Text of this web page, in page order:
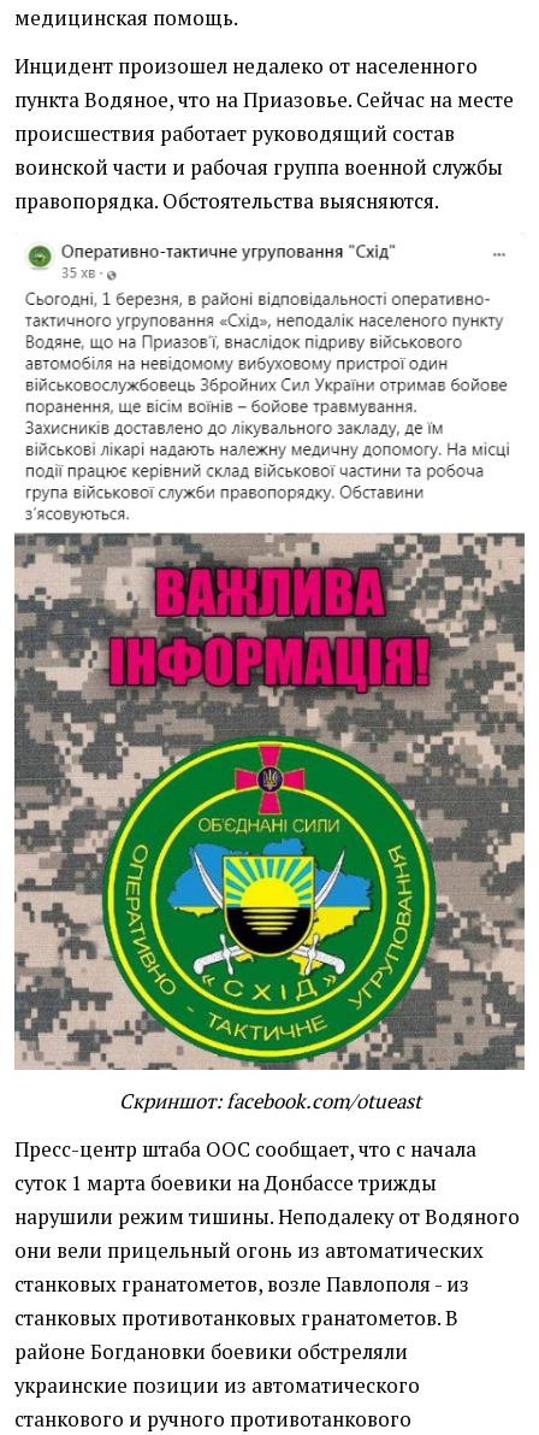
медицинская помощь.
Инцидент произошел недалеко от населенного
пункта Водяное, что на Приазовье. Сейчас на месте
происшествия работает руководящий состав
воинской части и рабочая группа военной службы
правопорядка. Обстоятельства выясняются.
Скриншот: facebook.com/otueast
Пресс-центр штаба ООС сообщает, что с начала
суток 1 марта боевики на Донбассе трижды
нарушили режим тишины. Неподалеку от Водяного
они вели прицельный огонь из автоматических
станковых гранатометов, возле Павлополя - из
станковых противотанковых гранатометов. В
районе Богдановки боевики обстреляли
украинские позиции из автоматического
станкового и ручного противотанкового